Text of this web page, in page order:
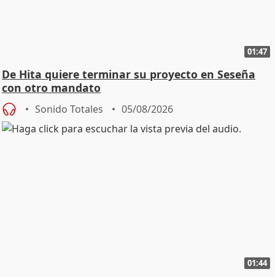
01:47
De Hita quiere terminar su proyecto en Seseña
con otro mandato
Sonido Totales 05/08/2026
01:44